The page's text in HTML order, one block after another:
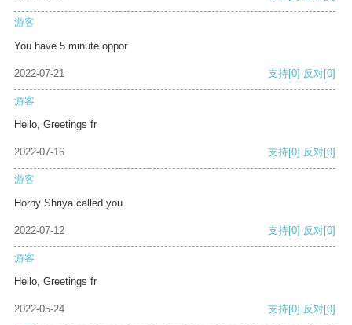
游客
You have 5 minute oppor
2022-07-21 支持[0] 反对[0]
游客
Hello, Greetings fr
2022-07-16 支持[0] 反对[0]
游客
Horny Shriya called you
2022-07-12 支持[0] 反对[0]
游客
Hello, Greetings fr
2022-05-24 支持[0] 反对[0]